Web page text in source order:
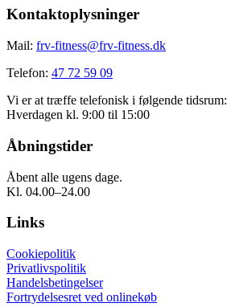
Kontaktoplysninger
Mail: frv-fitness@frv-fitness.dk
Telefon: 47 72 59 09
Vi er at træffe telefonisk i følgende tidsrum:
Hverdagen kl. 9:00 til 15:00
Åbningstider
Åbent alle ugens dage.
Kl. 04.00–24.00
Links
Cookiepolitik
Privatlivspolitik
Handelsbetingelser
Fortrydelsesret ved onlinekøb